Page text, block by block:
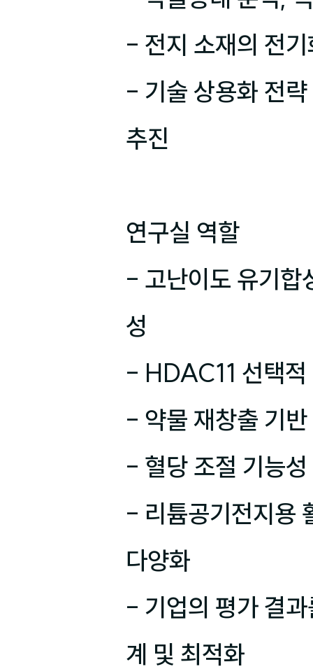
- 전지 소재의 전
- 기술 상용화 전
추진
연구실 역할
- 고난이도 유기합
성
- HDAC11 선택적
- 약물 재창출 기
- 혈당 조절 기능
- 리튬공기전지용
다양화
- 기업의 평가 결
계 및 최적화